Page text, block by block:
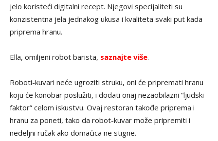
jelo koristeći digitalni recept. Njegovi specijaliteti su
konzistentna jela jednakog ukusa i kvaliteta svaki put kada
priprema hranu.
Ella, omiljeni robot barista, saznajte više.
Roboti-kuvari neće ugroziti struku, oni će pripremati hranu
koju će konobar poslužiti, i dodati onaj nezaobilazni “ljudski
faktor” celom iskustvu. Ovaj restoran takođe priprema i
hranu za poneti, tako da robot-kuvar može pripremiti i
nedeljni ručak ako domaćica ne stigne.